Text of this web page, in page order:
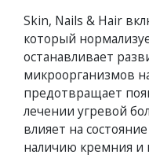
Skin, Nails & Hair
который
останавливает
микроорганизмов
предотвращает
лечении угревой
влияет на
наличию кремния и